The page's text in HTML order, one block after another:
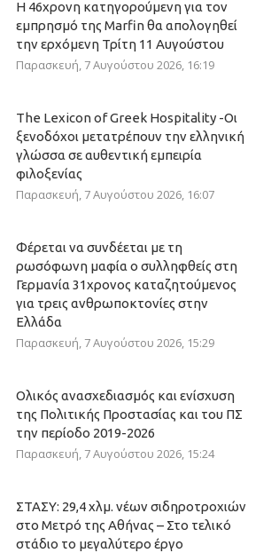
Η 46χρονη κατηγορούμενη για τον
εμπρησμό της Marfin θα απολογηθεί
την ερχόμενη Τρίτη 11 Αυγούστου
Παρασκευή, 7 Αυγούστου 2026, 16:19
The Lexicon of Greek Hospitality -Οι
ξενοδόχοι μετατρέπουν την ελληνική
γλώσσα σε αυθεντική εμπειρία
φιλοξενίας
Παρασκευή, 7 Αυγούστου 2026, 16:07
Φέρεται να συνδέεται με τη
ρωσόφωνη μαφία ο συλληφθείς στη
Γερμανία 31χρονος καταζητούμενος
για τρεις ανθρωποκτονίες στην
Ελλάδα
Παρασκευή, 7 Αυγούστου 2026, 15:29
Ολικός ανασχεδιασμός και ενίσχυση
της Πολιτικής Προστασίας και του ΠΣ
την περίοδο 2019-2026
Παρασκευή, 7 Αυγούστου 2026, 15:24
ΣΤΑΣΥ: 29,4 χλμ. νέων σιδηροτροχιών
στο Μετρό της Αθήνας – Στο τελικό
στάδιο το μεγαλύτερο έργο